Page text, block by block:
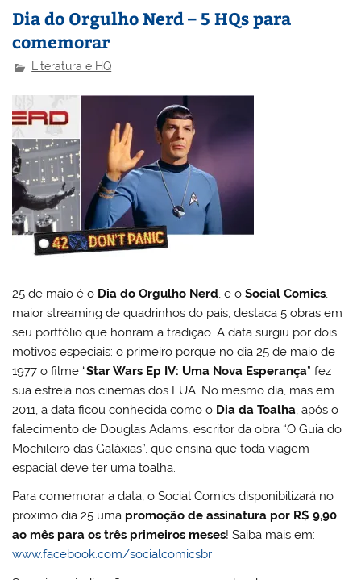
Dia do Orgulho Nerd – 5 HQs para
comemorar
Literatura e HQ
25 de maio é o Dia do Orgulho Nerd, e oSocial Comics,
maior streaming de quadrinhos do país, destaca 5 obras em
seu portfólio que honram a tradição. A data surgiu por dois
motivos especiais: o primeiro porque no dia 25 de maio de
1977 o filme “Star Wars Ep IV: Uma Nova Esperança” fez
sua estreia nos cinemas dos EUA. No mesmo dia, mas em
2011, a data ficou conhecida como o Dia da Toalha, após o
falecimento de Douglas Adams, escritor da obra “O Guia do
Mochileiro das Galáxias”, que ensina que toda viagem
espacial deve ter uma toalha.
Para comemorar a data, o Social Comics disponibilizará no
próximo dia 25 uma promoção de assinatura por R$ 9,90
ao mês para os três primeiros meses! Saiba mais em:
www.facebook.com/socialcomicsbr